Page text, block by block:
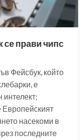
се прави чипс
Фейсбук, който
е
интелект;
насекоми в
последните